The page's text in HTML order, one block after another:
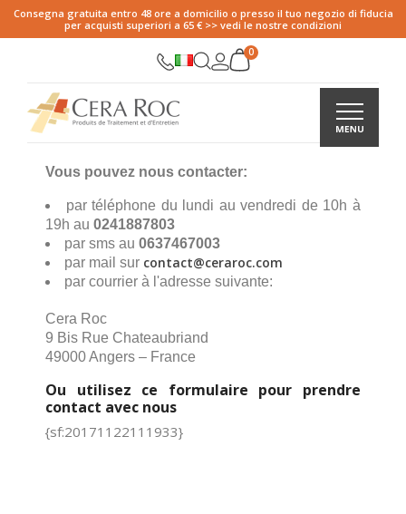
Consegna gratuita entro 48 ore a domicilio o presso il tuo negozio di fiducia
per acquisti superiori a 65 € >> vedi le nostre condizioni
Vous pouvez nous contacter:
par téléphone du lundi au vendredi de 10h à
19h au 0241887803
par sms au 0637467003
par mail sur contact@ceraroc.com
par courrier à l'adresse suivante:
Cera Roc
9 Bis Rue Chateaubriand
49000 Angers – France
Ou utilisez ce formulaire pour prendre
contact avec nous
{sf:20171122111933}